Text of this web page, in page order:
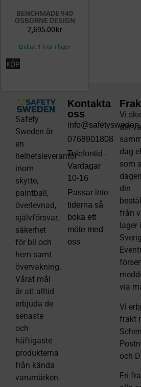
BENCHMADE 940
OSBORNE DESIGN
2,695.00kr
Endast 1 kvar i lager
KÖP
Safety
Sweden är
en
helhetsleverantör
inom
skytte,
paintball,
överlevnad,
självförsvar,
säkerhet
för bil och
hem samt
övervakning.
Vårat mål
är att alltid
erbjuda de
senaste
och
häftigaste
produkterna
från kända
varumärken.
Kontakta
oss
0768901808
Telefontid -
Vardagar
10-16
Passar inte
tiderna så
boka ett
möte med
oss
Vi
din
dag
som
din
från
lager i
via
Vi
frakt
och
Fri